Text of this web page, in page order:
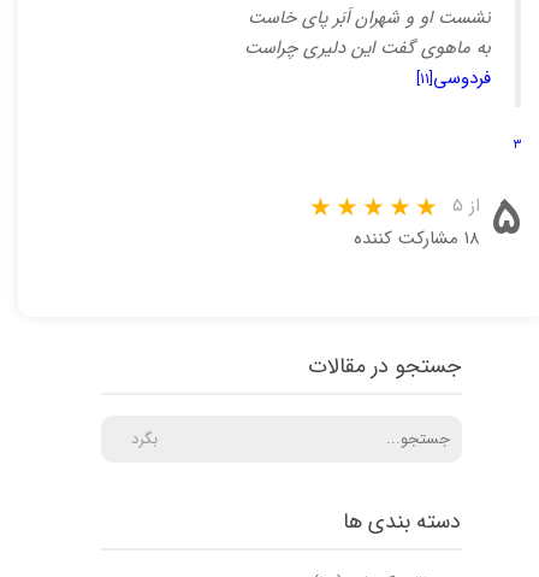
نشست او و شهران اَبَر پای خاست
به ماهوی گفت این دلیری چراست
فردوسی[۱۱]
۳
۵ از ۵
۱۸ مشارکت کننده
دسته بندی ها
جستجو در مقالات
بگرد